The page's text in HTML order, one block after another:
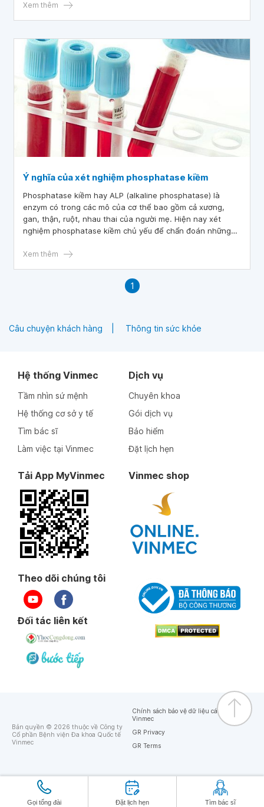
được chỉ định trong bệnh lý nào?
Xem thêm
Ý nghĩa của xét nghiệm phosphatase kiềm
Phosphatase kiềm hay ALP (alkaline phosphatase) là
enzym có trong các mô của cơ thể bao gồm cả xương,
gan, thận, ruột, nhau thai của người mẹ. Hiện nay xét
nghiệm phosphatase kiềm chủ yếu để chẩn đoán những
Xem thêm
1
Câu chuyện khách hàng Thông tin sức khỏe
Gọi tổng đài Đặt lịch hẹn Tìm bác sĩ
Hệ thống Vinmec
Tầm nhìn sứ mệnh
Hệ thống cơ sở y tế
Tìm bác sĩ
Làm việc tại Vinmec
Dịch vụ
Chuyên khoa
Gói dịch vụ
Bảo hiểm
Đặt lịch hẹn
Tải App MyVinmec Vinmec shop
Theo dõi chúng tôi
Đối tác liên kết
Bản quyền © 2026 thuộc về Công ty
Cổ phần Bệnh viện Đa khoa Quốc tế
Vinmec
Chính sách bảo vệ dữ liệu cá nhân của
Vinmec
GR Privacy
GR Terms